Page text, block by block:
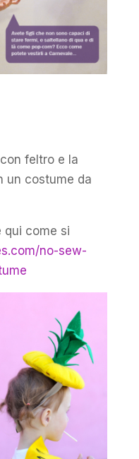
feltro e la
un costume da
qui come si
no-sew-